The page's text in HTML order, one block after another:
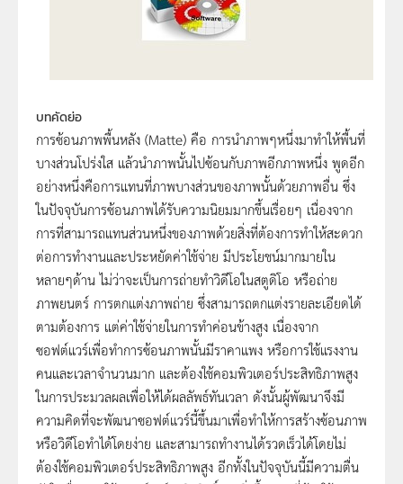
บทคัดย่อ
การซ้อนภาพพื้นหลัง (Matte) คือ การนำภาพๆหนึ่งมาทำให้พื้นที่
บางส่วนโปร่งใส แล้วนำภาพนั้นไปซ้อนกับภาพอีกภาพหนึ่ง พูดอีก
อย่างหนึ่งคือการแทนที่ภาพบางส่วนของภาพนั้นด้วยภาพอื่น ซึ่ง
ในปัจจุบันการซ้อนภาพได้รับความนิยมมากขึ้นเรื่อยๆ เนื่องจาก
การที่สามารถแทนส่วนหนึ่งของภาพด้วยสิ่งที่ต้องการทำให้สะดวก
ต่อการทำงานและประหยัดค่าใช้จ่าย มีประโยชน์มากมายใน
หลายๆด้าน ไม่ว่าจะเป็นการถ่ายทำวิดีโอในสตูดิโอ หรือถ่าย
ภาพยนตร์ การตกแต่งภาพถ่าย ซึ่งสามารถตกแต่งรายละเอียดได้
ตามต้องการ แต่ค่าใช้จ่ายในการทำค่อนข้างสูง เนื่องจาก
ซอฟต์แวร์เพื่อทำการซ้อนภาพนั้นมีราคาแพง หรือการใช้แรงงาน
คนและเวลาจำนวนมาก และต้องใช้คอมพิวเตอร์ประสิทธิภาพสูง
ในการประมวลผลเพื่อให้ได้ผลลัพธ์ทันเวลา ดังนั้นผู้พัฒนาจึงมี
ความคิดที่จะพัฒนาซอฟต์แวร์นี้ขึ้นมาเพื่อทำให้การสร้างซ้อนภาพ
หรือวิดีโอทำได้โดยง่าย และสามารถทำงานได้รวดเร็วได้โดยไม่
ต้องใช้คอมพิวเตอร์ประสิทธิภาพสูง อีกทั้งในปัจจุบันนี้มีความตื่น